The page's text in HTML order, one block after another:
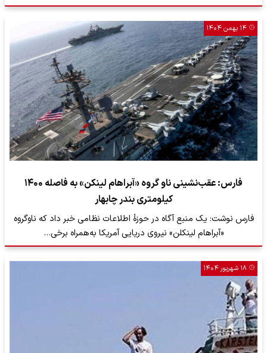
۱۴ بهمن ۱۴۰۴
فارس: عقب‌نشینی ناو گروه «آبراهام لینکن» به فاصله ۱۴۰۰
کیلومتری بندر چابهار
فارس نوشت: یک منبع آگاه در حوزۀ اطلاعات نظامی خبر داد که ناوگروه
«آبراهام لینکلن» نیروی دریایی آمریکا به‌همراه برخی…
۱۸ شهریور ۱۴۰۴